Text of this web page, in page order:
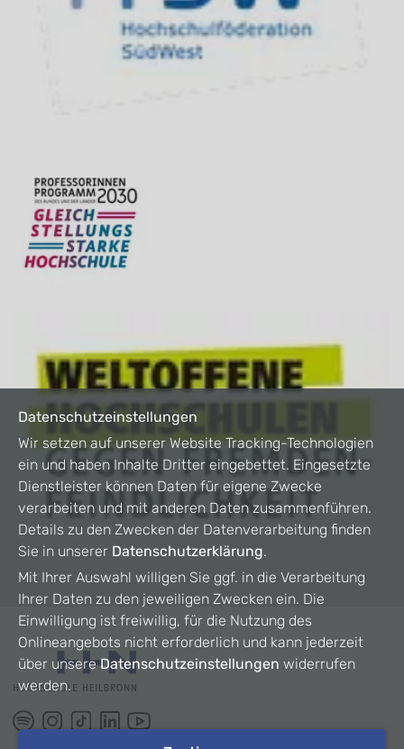
Datenschutzeinstellungen
Wir setzen auf unserer Website Tracking-Technologien
ein und haben Inhalte Dritter eingebettet. Eingesetzte
Dienstleister können Daten für eigene Zwecke
verarbeiten und mit anderen Daten zusammenführen.
Details zu den Zwecken der Datenverarbeitung finden
Sie in unserer Datenschutzerklärung.
Mit Ihrer Auswahl willigen Sie ggf. in die Verarbeitung
Ihrer Daten zu den jeweiligen Zwecken ein. Die
Einwilligung ist freiwillig, für die Nutzung des
Onlineangebots nicht erforderlich und kann jederzeit
über unsereDatenschutzeinstellungen widerrufen
werden.